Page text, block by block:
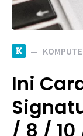
K
Ini
/ 8 / 10